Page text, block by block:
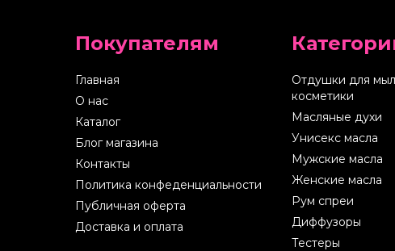
Покупателям
Главная
О нас
Каталог
Блог магазина
Контакты
Политика конфеденциальности
Публичная оферта
Доставка и оплата
Отдушки для
косметики
Масляные духи
Унисекс масла
Мужские масла
Женские масла
Рум спреи
Диффузоры
Тестеры